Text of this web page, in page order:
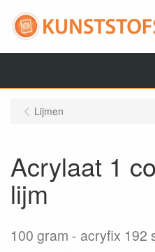
Lijmen
Acrylaat 1
lijm
100 gram acryfix 192